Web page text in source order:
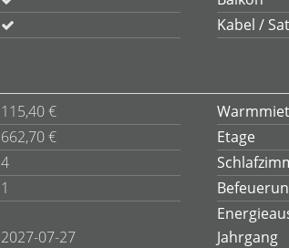
Kabel /
115,40 €
662,70 € Etage
4
1
2027-07-27
Jahrgang